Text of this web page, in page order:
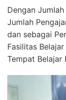
Dengan
Jumlah
dan sebagai
Fasilitas Belajar
Tempat Belajar